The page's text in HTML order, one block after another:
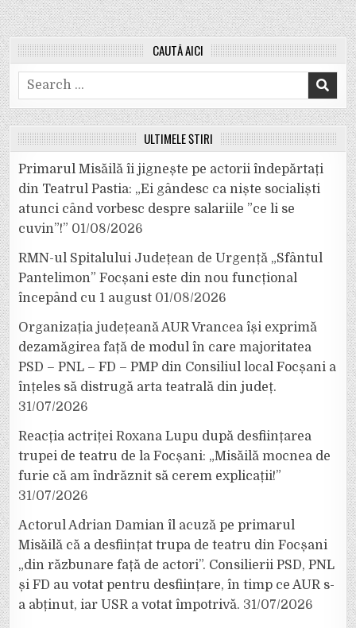
CAUTĂ AICI
Search
for:
ULTIMELE ȘTIRI
Primarul Misăilă îi jignește pe actorii îndepărtați
din Teatrul Pastia: „Ei gândesc ca niște socialiști
atunci când vorbesc despre salariile ”ce li se
cuvin”!” 01/08/2026
RMN-ul Spitalului Județean de Urgență „Sfântul
Pantelimon” Focșani este din nou funcțional
începând cu 1 august 01/08/2026
Organizația județeană AUR Vrancea își exprimă
dezamăgirea față de modul în care majoritatea
PSD – PNL – FD – PMP din Consiliul local Focșani a
înțeles să distrugă arta teatrală din județ.
31/07/2026
Reacția actriței Roxana Lupu după desființarea
trupei de teatru de la Focșani: „Misăilă mocnea de
furie că am îndrăznit să cerem explicații!”
31/07/2026
Actorul Adrian Damian îl acuză pe primarul
Misăilă că a desființat trupa de teatru din Focșani
„din răzbunare față de actori”. Consilierii PSD, PNL
și FD au votat pentru desființare, în timp ce AUR s-
a abținut, iar USR a votat împotrivă. 31/07/2026